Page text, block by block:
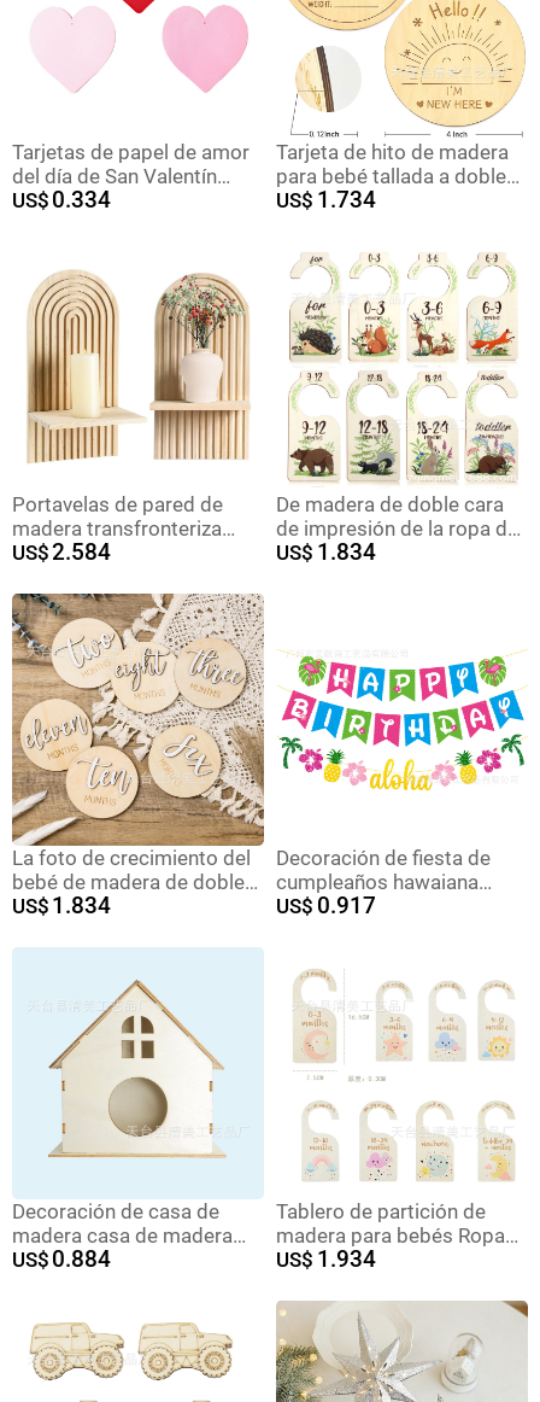
Tarjetas de papel de amor
del día de San Valentín
tarjetas de deseos en
fiesta de cumpleaños
US$ 0.334
Tarjeta de hito de madera
para bebé tallada a doble
cara
US$ 1.734
Portavelas de pared de
madera transfronteriza
Portavelas de pared
decoración de pared de
sala de estar Estante de
exhibición de botella de
flores de aromaterapia
US$2.584
De madera de doble cara
de impresión de la ropa de
partición armario tamaño
US$ 1.834
La foto de crecimiento del
bebé de madera de doble
cara registra el hito de la
del grabado láser
US$ 1.834
Decoración de fiesta de
cumpleaños hawaiana
transfronteriza bandera de
props banderas flamencos
US$ 0.917
Decoración de casa de
madera casa de madera
rompecabezas de madera
de madera casa colgante
US$ 0.884
Tablero de partición de
madera para bebés Ropa
para bebés Impresión de
para recién nacidos
Clasificación mensual
US$ 1.934